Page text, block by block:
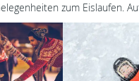
zum Eislaufen.